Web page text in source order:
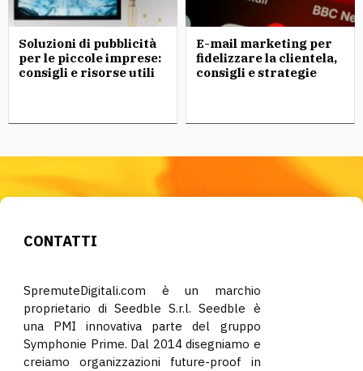
Soluzioni di pubblicità
per le piccole imprese:
consigli e risorse utili
E-mail marketing per
fidelizzare la clientela,
consigli e strategie
CONTATTI
SpremuteDigitali.com è un marchio
proprietario di Seedble S.r.l. Seedble è
una PMI innovativa parte del gruppo
Symphonie Prime. Dal 2014 disegniamo e
creiamo organizzazioni future-proof in